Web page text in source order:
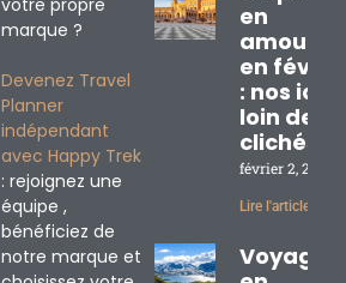
votre propre
marque ?
Devenez Travel
Planner
indépendant
avec Happy Trek
: rejoignez une
équipe ,
bénéficiez de
notre marque et
en
en
: nos
loin des
clichés
février 2, 2026
Lire l'article »
Voyage